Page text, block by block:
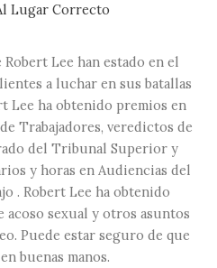
Lugar Correcto
Lee han estado en el
a luchar en sus batallas
Lee ha obtenido premios en
Trabajadores, veredictos de
del Tribunal Superior y
y horas en Audiencias del
. Robert Lee ha obtenido
acoso sexual y otros asuntos
Puede estar seguro de que
buenas manos.